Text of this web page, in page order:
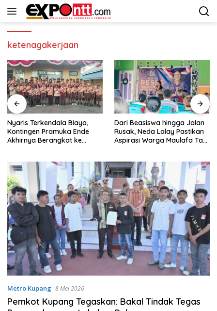
Langsung
ketenagakerjaan
Nyaris Terkendala Biaya,
Kontingen Pramuka Ende
Akhirnya Berangkat ke
Dari Beasiswa hingga Jalan
Rusak, Neda Lalay Pastikan
Aspirasi Warga Maulafa Tak
Metro Kupang 8 Mei 2026
Pemkot Kupang Tegaskan: Bakal Tindak Tegas